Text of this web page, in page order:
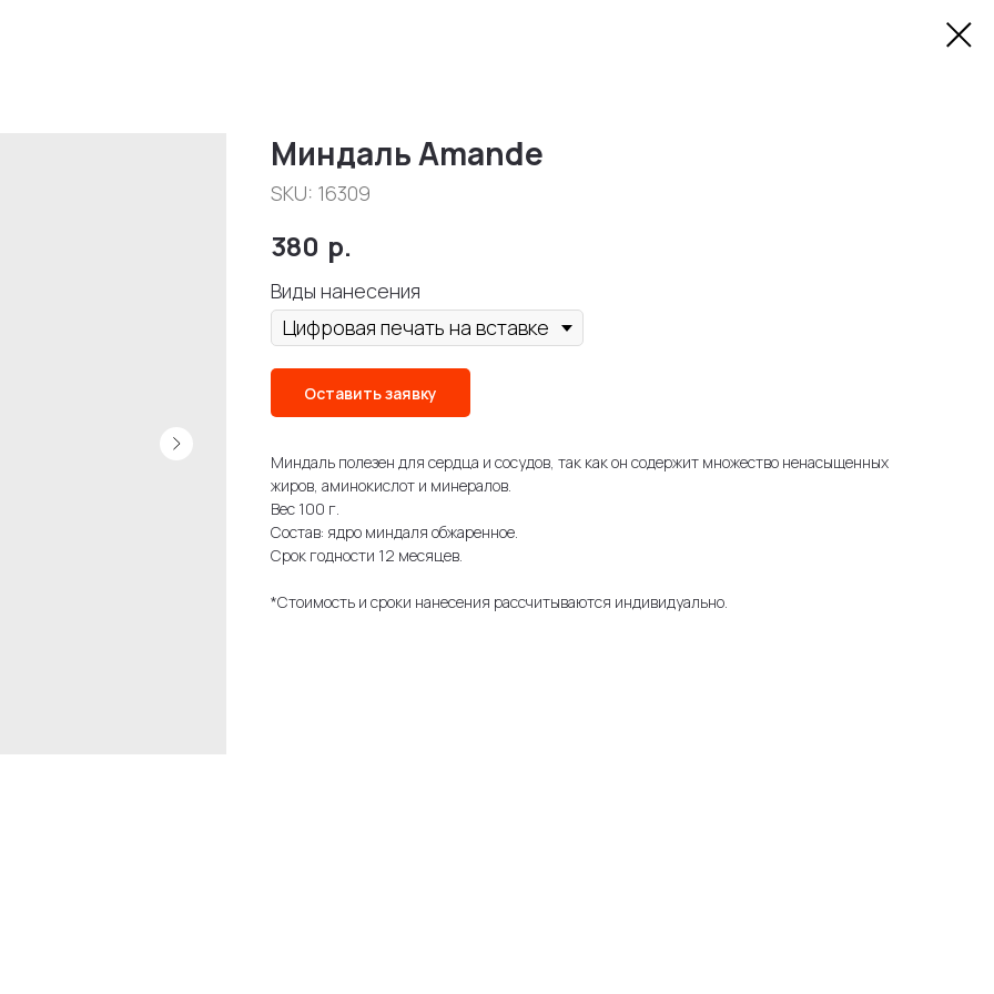
Миндаль Amande
SKU: 16309
380 р.
Виды нанесения
Оставить заявку
Миндаль полезен для сердца и сосудов, так как он содержит множество ненасыщенных
жиров, аминокислот и минералов.
Вес 100 г.
Состав: ядро миндаля обжаренное.
Срок годности 12 месяцев.
*Стоимость и сроки нанесения рассчитываются индивидуально.